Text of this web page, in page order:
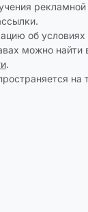
рекламной
об условиях
можно найти
.
на